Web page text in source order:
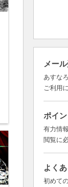
メー
あすな
ご利用
ポイ
有力情
閲覧に
よく
初めて